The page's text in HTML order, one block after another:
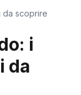
da scoprire
i
da